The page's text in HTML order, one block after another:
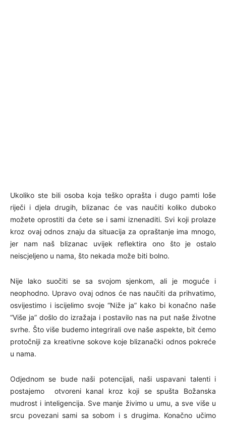
Ukoliko ste bili osoba koja teško oprašta i dugo pamti loše
riječi i djela drugih, blizanac će vas naučiti koliko duboko
možete oprostiti da ćete se i sami iznenaditi. Svi koji prolaze
kroz ovaj odnos znaju da situacija za opraštanje ima mnogo,
jer nam naš blizanac uvijek reflektira ono što je ostalo
neiscjeljeno u nama, što nekada može biti bolno.
Nije lako suočiti se sa svojom sjenkom, ali je moguće i
neophodno. Upravo ovaj odnos će nas naučiti da prihvatimo,
osvijestimo i iscijelimo svoje “Niže ja” kako bi konačno naše
“Više ja” došlo do izražaja i postavilo nas na put naše životne
svrhe. Što više budemo integrirali ove naše aspekte, bit ćemo
protočniji za kreativne sokove koje blizanački odnos pokreće
u nama.
Odjednom se bude naši potencijali, naši uspavani talenti i
postajemo otvoreni kanal kroz koji se spušta Božanska
mudrost i inteligencija. Sve manje živimo u umu, a sve više u
srcu povezani sami sa sobom i s drugima. Konačno učimo